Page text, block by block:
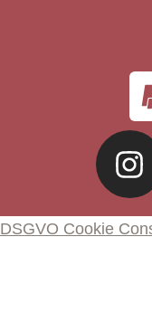
DSGVO Cookie